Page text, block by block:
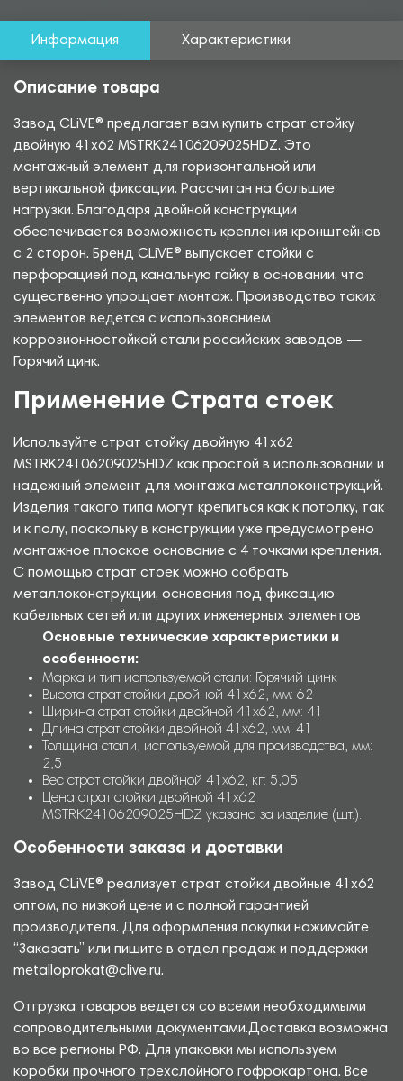
Информация Характеристики
Описание товара
Завод CLiVE® предлагает вам купить страт стойку
двойную 41х62 MSTRK24106209025HDZ. Это
монтажный элемент для горизонтальной или
вертикальной фиксации. Рассчитан на большие
нагрузки. Благодаря двойной конструкции
обеспечивается возможность крепления кронштейнов
с 2 сторон. Бренд CLiVE® выпускает стойки с
перфорацией под канальную гайку в основании, что
существенно упрощает монтаж. Производство таких
элементов ведется с использованием
коррозионностойкой стали российских заводов —
Горячий цинк.
Применение Страта стоек
Используйте страт стойку двойную 41х62
MSTRK24106209025HDZ как простой в использовании и
надежный элемент для монтажа металлоконструкций.
Изделия такого типа могут крепиться как к потолку, так
и к полу, поскольку в конструкции уже предусмотрено
монтажное плоское основание с 4 точками крепления.
С помощью страт стоек можно собрать
металлоконструкции, основания под фиксацию
кабельных сетей или других инженерных элементов
Основные технические характеристики и
особенности:
Марка и тип используемой стали: Горячий цинк
Высота страт стойки двойной 41х62, мм: 62
Ширина страт стойки двойной 41х62, мм: 41
Длина страт стойки двойной 41х62, мм: 41
Толщина стали, используемой для производства, мм:
2,5
Вес страт стойки двойной 41х62, кг: 5,05
Цена страт стойки двойной 41х62
MSTRK24106209025HDZ указана за изделие (шт.).
Особенности заказа и доставки
Завод CLiVE® реализует страт стойки двойные 41х62
оптом, по низкой цене и с полной гарантией
производителя. Для оформления покупки нажимайте
“Заказать” или пишите в отдел продаж и поддержки
metalloprokat@clive.ru.
Отгрузка товаров ведется со всеми необходимыми
сопроводительными документами.Доставка возможна
во все регионы РФ. Для упаковки мы используем
коробки прочного трехслойного гофрокартона. Все